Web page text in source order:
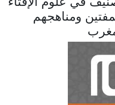
ومناهجهم